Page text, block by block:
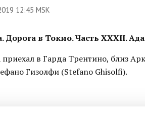
12:45 MSK
Дорога в Токио. Часть XXXII.
в Гарда Трентино, близ
Гизолфи (Stefano Ghisolfi).